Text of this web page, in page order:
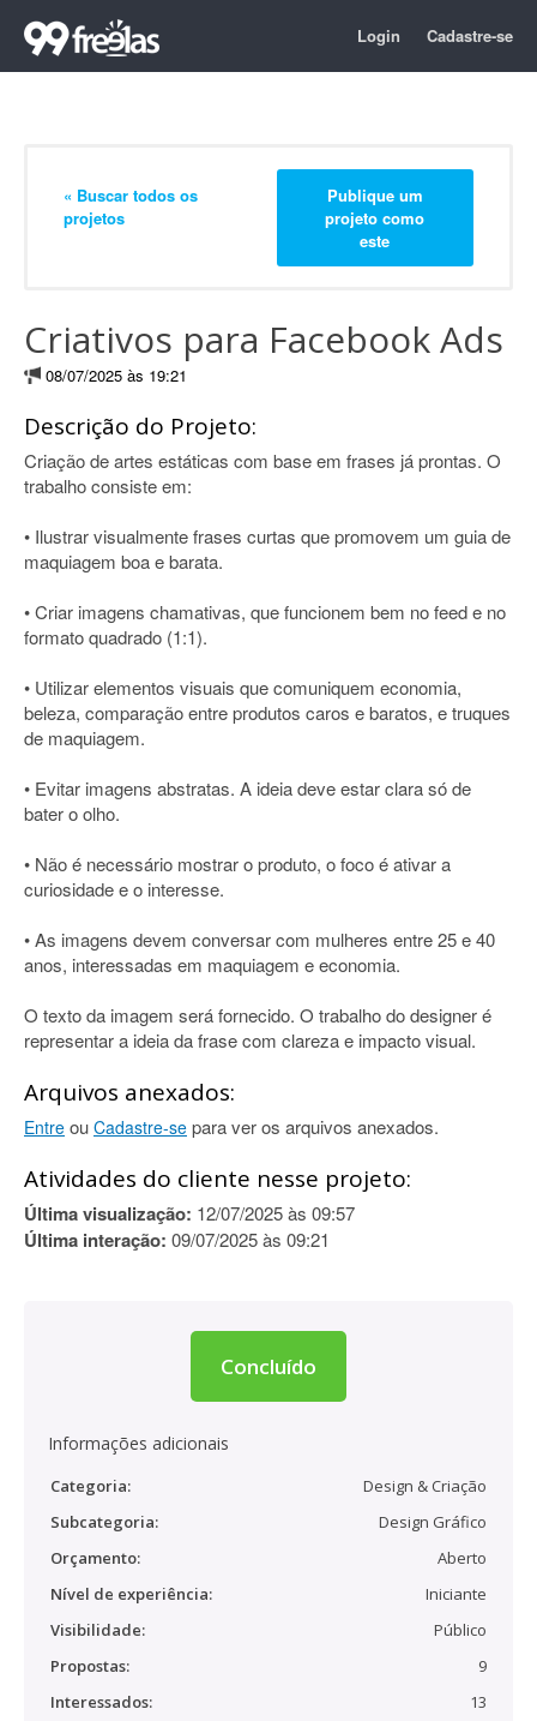
Login Cadastre-se
« Buscar todos os
projetos
Publique um
projeto como
este
Criativos para Facebook Ads
08/07/2025 às 19:21
Descrição do Projeto:
Criação de artes estáticas com base em frases já prontas. O
trabalho consiste em:
• Ilustrar visualmente frases curtas que promovem um guia de
maquiagem boa e barata.
• Criar imagens chamativas, que funcionem bem no feed e no
formato quadrado (1:1).
• Utilizar elementos visuais que comuniquem economia,
beleza, comparação entre produtos caros e baratos, e truques
de maquiagem.
• Evitar imagens abstratas. A ideia deve estar clara só de
bater o olho.
• Não é necessário mostrar o produto, o foco é ativar a
curiosidade e o interesse.
• As imagens devem conversar com mulheres entre 25 e 40
anos, interessadas em maquiagem e economia.
O texto da imagem será fornecido. O trabalho do designer é
representar a ideia da frase com clareza e impacto visual.
Arquivos anexados:
Entre ou Cadastre-se para ver os arquivos anexados.
Atividades do cliente nesse projeto:
Última visualização: 12/07/2025 às 09:57
Última interação: 09/07/2025 às 09:21
Concluído
Informações adicionais
Categoria:
Design & Criação
Subcategoria:
Design Gráfico
Orçamento:
Aberto
Nível de experiência:
Iniciante
Visibilidade:
Público
Propostas:
9
Interessados:
13